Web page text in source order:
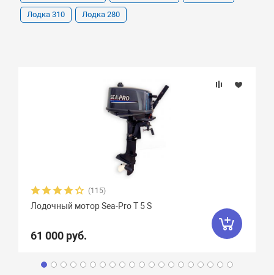
Лодка 310 Лодка 280
(115)
Лодочный мотор Sea-Pro Т 5 S
61 000 руб.